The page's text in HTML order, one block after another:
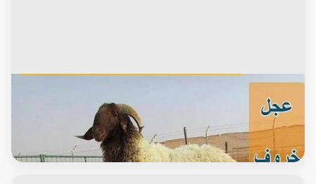
الاغنام والماعز
ذبايح للبيع مع قصاب - بالكويت - ذبايح للبيع - بيع ذبايح - توصيل ذبايح
- قصاب - بيع اضاحي - بيع اغنام - بيع ذبايح الكويت